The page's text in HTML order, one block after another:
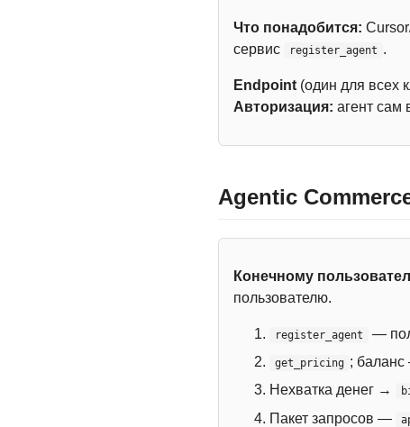
Что понадобится:
сервис
register_agent .
Endpoint (один для всех
Авторизация: агент сам
Agentic
Конечному
пользователю.
register_agent —
get_pricing ;
Нехватка денег →
Пакет запросов —